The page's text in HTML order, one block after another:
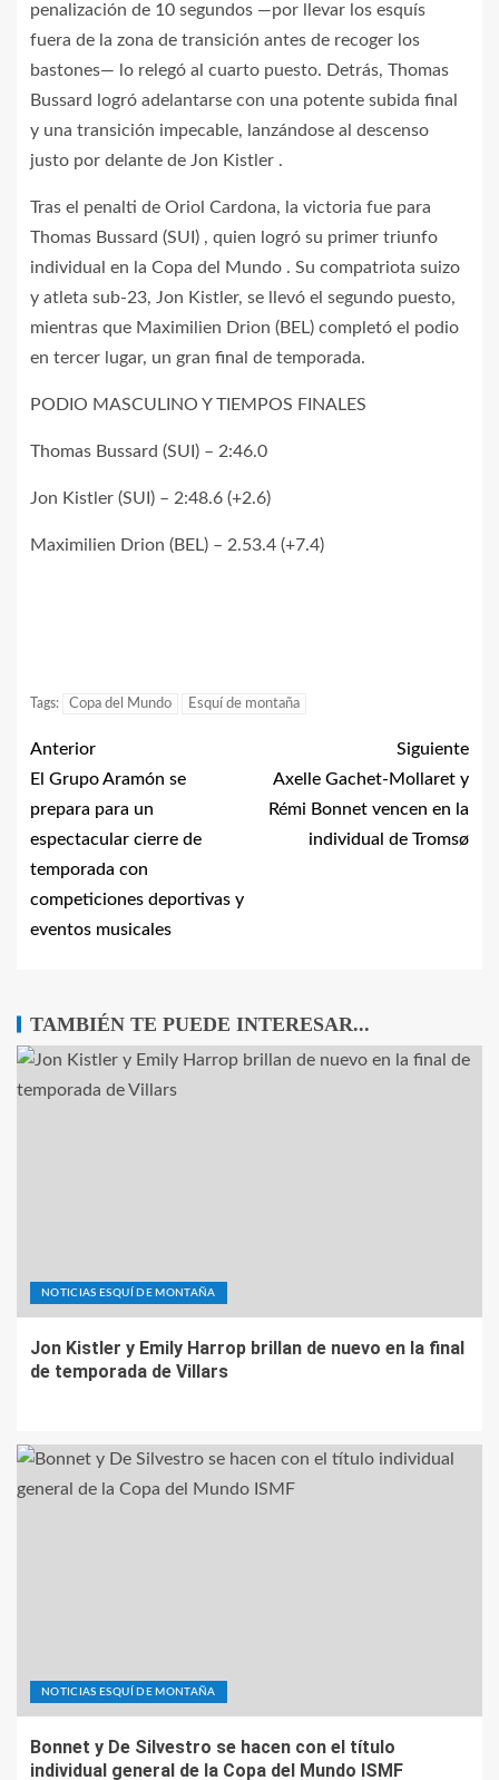
penalización de 10 segundos —por llevar los esquís
fuera de la zona de transición antes de recoger los
bastones— lo relegó al cuarto puesto. Detrás, Thomas
Bussard logró adelantarse con una potente subida final
y una transición impecable, lanzándose al descenso
justo por delante de Jon Kistler .
Tras el penalti de Oriol Cardona, la victoria fue para
Thomas Bussard (SUI) , quien logró su primer triunfo
individual en la Copa del Mundo . Su compatriota suizo
y atleta sub-23, Jon Kistler, se llevó el segundo puesto,
mientras que Maximilien Drion (BEL) completó el podio
en tercer lugar, un gran final de temporada.
PODIO MASCULINO Y TIEMPOS FINALES
Thomas Bussard (SUI) – 2:46.0
Jon Kistler (SUI) – 2:48.6 (+2.6)
Maximilien Drion (BEL) – 2.53.4 (+7.4)
Tags: Copa del Mundo Esquí de montaña
Anterior
El Grupo Aramón se
prepara para un
espectacular cierre de
temporada con
competiciones deportivas y
eventos musicales
Siguiente
Axelle Gachet-Mollaret y
Rémi Bonnet vencen en la
individual de Tromsø
TAMBIÉN TE PUEDE INTERESAR...
NOTICIAS ESQUÍ DE MONTAÑA
Jon Kistler y Emily Harrop brillan de nuevo en la final
de temporada de Villars
NOTICIAS ESQUÍ DE MONTAÑA
Bonnet y De Silvestro se hacen con el título
individual general de la Copa del Mundo ISMF